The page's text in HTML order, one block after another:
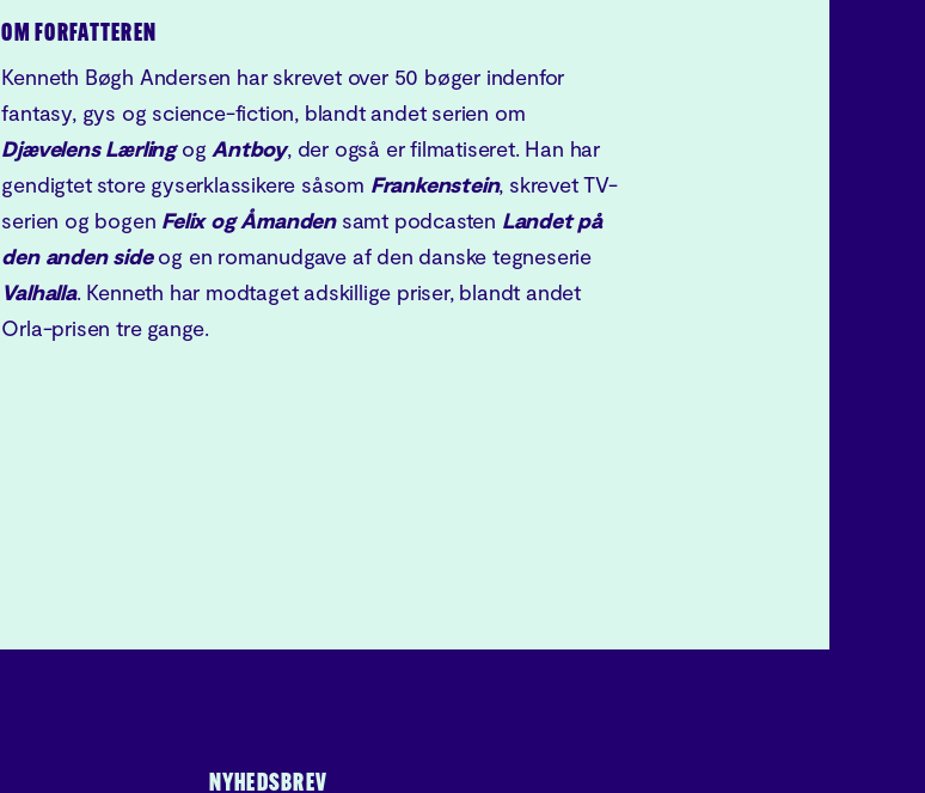
OM FORFATTEREN
Kenneth Bøgh Andersen har skrevet over 50 bøger indenfor
fantasy, gys og science-fiction, blandt andet serien om
Djævelens Lærling og Antboy, der også er filmatiseret. Han har
gendigtet store gyserklassikere såsom Frankenstein, skrevet TV-
serien og bogen Felix og Åmandensamt podcasten Landet på
den anden sideog en romanudgave af den danske tegneserie
Valhalla. Kenneth har modtaget adskillige priser, blandt andet
Orla-prisen tre gange.
NYHEDSBREV